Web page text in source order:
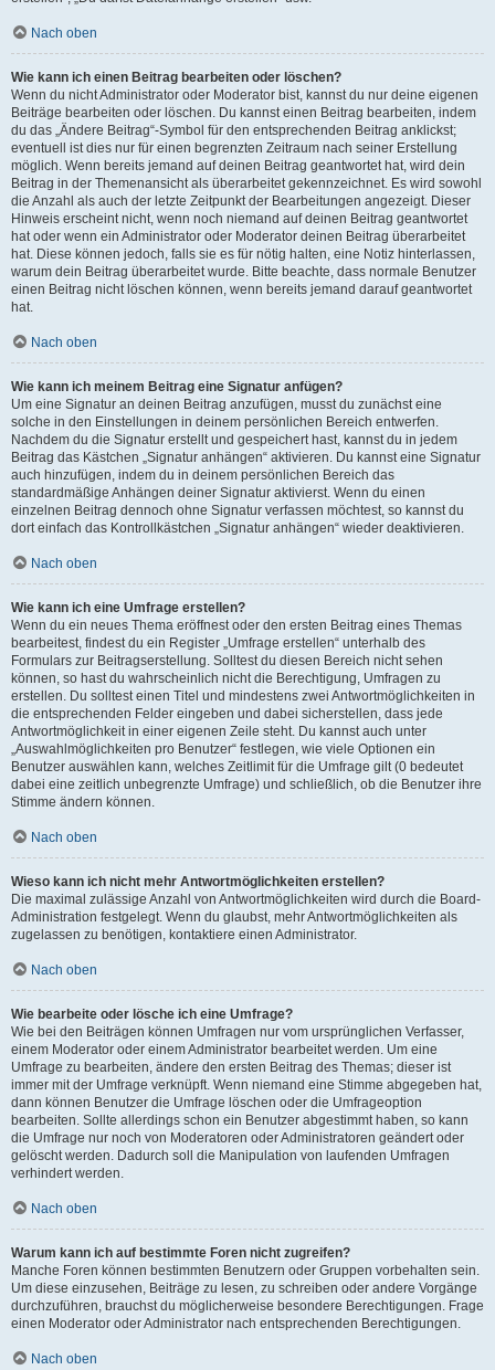
Nach oben
Wie kann ich einen Beitrag bearbeiten oder löschen?
Wenn du nicht Administrator oder Moderator bist, kannst du nur deine eigenen
Beiträge bearbeiten oder löschen. Du kannst einen Beitrag bearbeiten, indem
du das „Ändere Beitrag“-Symbol für den entsprechenden Beitrag anklickst;
eventuell ist dies nur für einen begrenzten Zeitraum nach seiner Erstellung
möglich. Wenn bereits jemand auf deinen Beitrag geantwortet hat, wird dein
Beitrag in der Themenansicht als überarbeitet gekennzeichnet. Es wird sowohl
die Anzahl als auch der letzte Zeitpunkt der Bearbeitungen angezeigt. Dieser
Hinweis erscheint nicht, wenn noch niemand auf deinen Beitrag geantwortet
hat oder wenn ein Administrator oder Moderator deinen Beitrag überarbeitet
hat. Diese können jedoch, falls sie es für nötig halten, eine Notiz hinterlassen,
warum dein Beitrag überarbeitet wurde. Bitte beachte, dass normale Benutzer
einen Beitrag nicht löschen können, wenn bereits jemand darauf geantwortet
hat.
Nach oben
Wie kann ich meinem Beitrag eine Signatur anfügen?
Um eine Signatur an deinen Beitrag anzufügen, musst du zunächst eine
solche in den Einstellungen in deinem persönlichen Bereich entwerfen.
Nachdem du die Signatur erstellt und gespeichert hast, kannst du in jedem
Beitrag das Kästchen „Signatur anhängen“ aktivieren. Du kannst eine Signatur
auch hinzufügen, indem du in deinem persönlichen Bereich das
standardmäßige Anhängen deiner Signatur aktivierst. Wenn du einen
einzelnen Beitrag dennoch ohne Signatur verfassen möchtest, so kannst du
dort einfach das Kontrollkästchen „Signatur anhängen“ wieder deaktivieren.
Nach oben
Wie kann ich eine Umfrage erstellen?
Wenn du ein neues Thema eröffnest oder den ersten Beitrag eines Themas
bearbeitest, findest du ein Register „Umfrage erstellen“ unterhalb des
Formulars zur Beitragserstellung. Solltest du diesen Bereich nicht sehen
können, so hast du wahrscheinlich nicht die Berechtigung, Umfragen zu
erstellen. Du solltest einen Titel und mindestens zwei Antwortmöglichkeiten in
die entsprechenden Felder eingeben und dabei sicherstellen, dass jede
Antwortmöglichkeit in einer eigenen Zeile steht. Du kannst auch unter
„Auswahlmöglichkeiten pro Benutzer“ festlegen, wie viele Optionen ein
Benutzer auswählen kann, welches Zeitlimit für die Umfrage gilt (0 bedeutet
dabei eine zeitlich unbegrenzte Umfrage) und schließlich, ob die Benutzer ihre
Stimme ändern können.
Nach oben
Wieso kann ich nicht mehr Antwortmöglichkeiten erstellen?
Die maximal zulässige Anzahl von Antwortmöglichkeiten wird durch die Board-
Administration festgelegt. Wenn du glaubst, mehr Antwortmöglichkeiten als
zugelassen zu benötigen, kontaktiere einen Administrator.
Nach oben
Wie bearbeite oder lösche ich eine Umfrage?
Wie bei den Beiträgen können Umfragen nur vom ursprünglichen Verfasser,
einem Moderator oder einem Administrator bearbeitet werden. Um eine
Umfrage zu bearbeiten, ändere den ersten Beitrag des Themas; dieser ist
immer mit der Umfrage verknüpft. Wenn niemand eine Stimme abgegeben hat,
dann können Benutzer die Umfrage löschen oder die Umfrageoption
bearbeiten. Sollte allerdings schon ein Benutzer abgestimmt haben, so kann
die Umfrage nur noch von Moderatoren oder Administratoren geändert oder
gelöscht werden. Dadurch soll die Manipulation von laufenden Umfragen
verhindert werden.
Nach oben
Warum kann ich auf bestimmte Foren nicht zugreifen?
Manche Foren können bestimmten Benutzern oder Gruppen vorbehalten sein.
Um diese einzusehen, Beiträge zu lesen, zu schreiben oder andere Vorgänge
durchzuführen, brauchst du möglicherweise besondere Berechtigungen. Frage
einen Moderator oder Administrator nach entsprechenden Berechtigungen.
Nach oben